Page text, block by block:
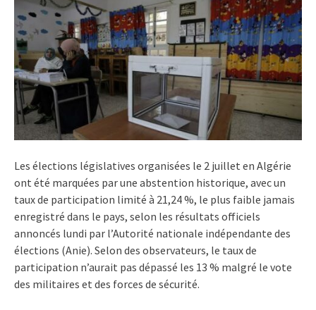
Les élections législatives organisées le 2 juillet en Algérie
ont été marquées par une abstention historique, avec un
taux de participation limité à 21,24 %, le plus faible jamais
enregistré dans le pays, selon les résultats officiels
annoncés lundi par l’Autorité nationale indépendante des
élections (Anie). Selon des observateurs, le taux de
participation n’aurait pas dépassé les 13 % malgré le vote
des militaires et des forces de sécurité.